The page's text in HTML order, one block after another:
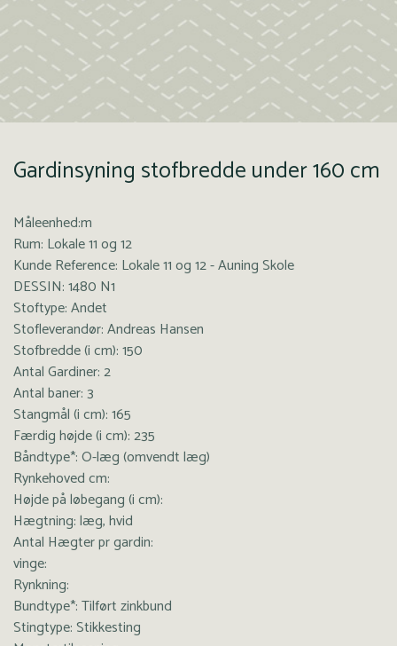
Gardinsyning stofbredde under 160 cm
Måleenhed:m
Rum: Lokale 11 og 12
Kunde Reference: Lokale 11 og 12 - Auning Skole
DESSIN: 1480 N1
Stoftype: Andet
Stofleverandør: Andreas Hansen
Stofbredde (i cm): 150
Antal Gardiner: 2
Antal baner: 3
Stangmål (i cm): 165
Færdig højde (i cm): 235
Båndtype*: O-læg (omvendt læg)
Rynkehoved cm:
Højde på løbegang (i cm):
Hægtning: læg, hvid
Antal Hægter pr gardin:
vinge:
Rynkning:
Bundtype*: Tilført zinkbund
Stingtype: Stikkesting